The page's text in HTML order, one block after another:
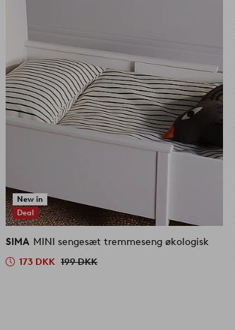
New in
Deal
SIMA MINI sengesæt tremmeseng økologisk
173 DKK 199 DKK